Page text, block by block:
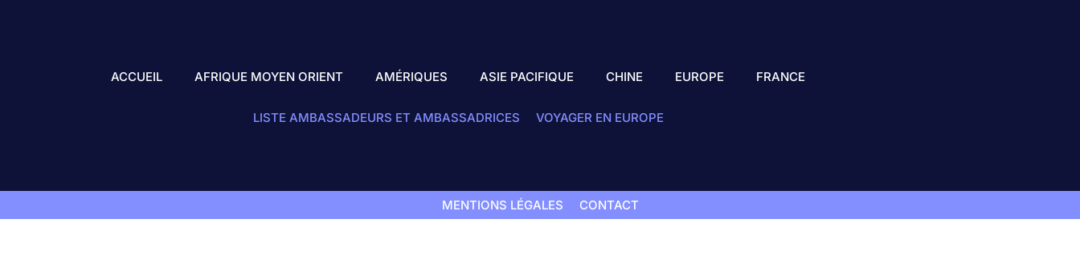
ACCUEIL AFRIQUE MOYEN ORIENT AMÉRIQUES ASIE PACIFIQUE CHINE EUROPE FRANCE
LISTE AMBASSADEURS ET AMBASSADRICES VOYAGER EN EUROPE
MENTIONS LÉGALES CONTACT